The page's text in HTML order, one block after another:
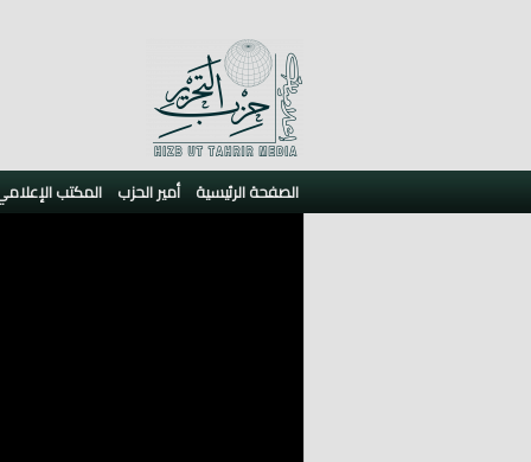
الصفحة الرئيسية أمير الحزب المكتب